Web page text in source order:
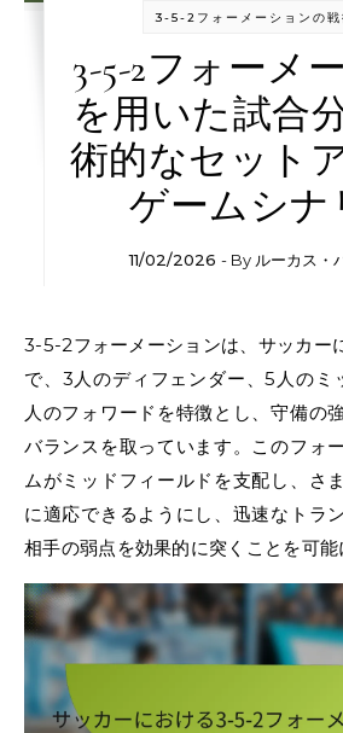
3-5-2フォーメーションの戦
3-5-2フォーメ
を用いた試合
術的なセット
ゲームシナ
11/02/2026 - By ルーカス・
3-5-2フォーメーションは、サッカーにおける戦術的な配置
で、3人のディフェンダー、5人のミ
人のフォワードを特徴とし、守備の
バランスを取っています。このフォ
ムがミッドフィールドを支配し、さ
に適応できるようにし、迅速なトラ
相手の弱点を効果的に突くことを可能